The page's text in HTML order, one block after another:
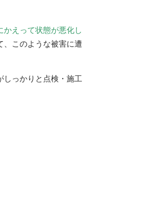
かえって状態が悪化し
、このような被害に遭
しっかりと点検・施工